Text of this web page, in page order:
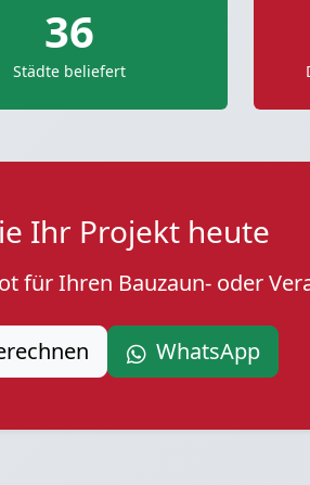
36
Städte beliefert
Ihr Projekt heute
für Ihren Bauzaun- oder
WhatsApp